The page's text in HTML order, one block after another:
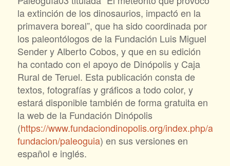
la extinción de los dinosaurios, impactó en la
primavera boreal”, que ha sido coordinada por
los paleontólogos de la Fundación Luis Miguel
Sender y Alberto Cobos, y que en su edición
ha contado con el apoyo de Dinópolis y Caja
Rural de Teruel. Esta publicación consta de
textos, fotografías y gráficos a todo color, y
estará disponible también de forma gratuita en
la web de la Fundación Dinópolis
(https://www.fundaciondinopolis.org/index.php/
fundacion/paleoguia) en sus versiones en
español e inglés.